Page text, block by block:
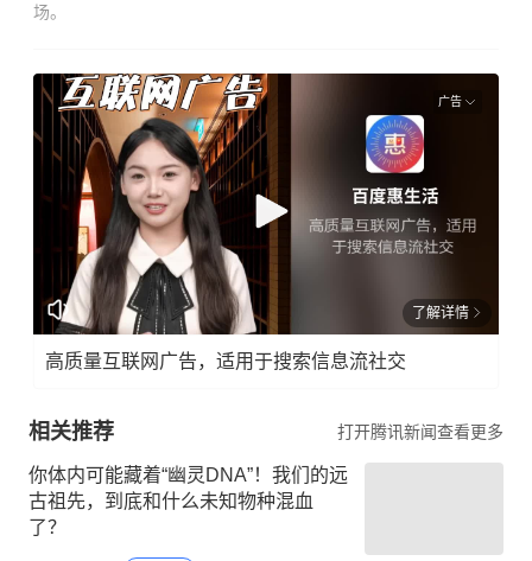
场。
广告
了解详情
高质量互联网广告，适用于搜索信息流社交
相关推荐 打开腾讯新闻查看更多
你体内可能藏着“幽灵DNA”！我们的远
古祖先，到底和什么未知物种混血
了？